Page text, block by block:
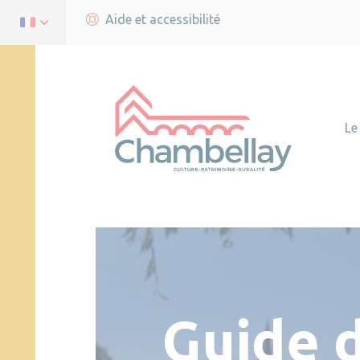
Aide et accessibilité
Guide